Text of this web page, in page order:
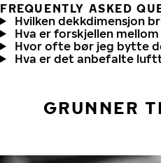
FREQUENTLY ASKED
Hvilken dekkdimensjon
Hva er forskjellen
Hvor ofte bør jeg bytte
Hva er det anbefalte
GRUNNER